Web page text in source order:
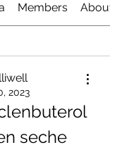
Members About
2023
seche